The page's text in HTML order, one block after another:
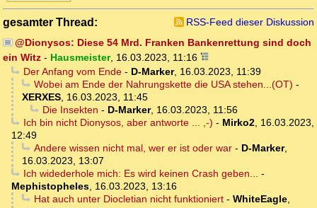
gesamter Thread:
RSS-Feed dieser Diskussion
@Dionysos: Diese 54 Mrd. Franken Bankenrettung sind doch
ein Witz - Hausmeister, 16.03.2023, 11:16
Der Anfang vom Ende- D-Marker, 16.03.2023, 11:39
Wobei am Ende der Nahrungskette die USA stehen...(OT) -
XERXES, 16.03.2023, 11:45
Die Insekten - D-Marker, 16.03.2023, 11:56
Ich bin nicht Dionysos, aber antworte ... ,-) - Mirko2, 16.03.2023,
12:49
Andere wissen nicht mal, wer er ist oder war- D-Marker,
16.03.2023, 13:07
Ich widederhole mich: Es wird keinen Crash geben... -
Mephistopheles, 16.03.2023, 13:16
Hat auch unter Diocletian nicht funktioniert- WhiteEagle,